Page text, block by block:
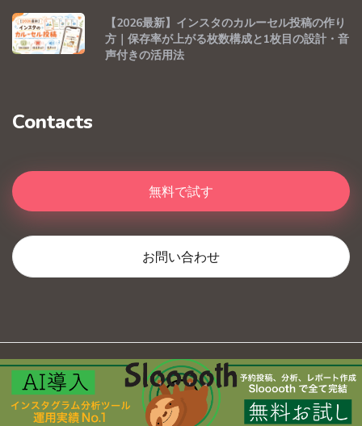
【2026最新】インスタのカルーセル投稿の作り
方｜保存率が上がる枚数構成と1枚目の設計・音
声付きの活用法
Contacts
無料で試す
お問い合わせ
Slooooth© 2020 All Right Reserved
利用規約 プライバシーポリシー